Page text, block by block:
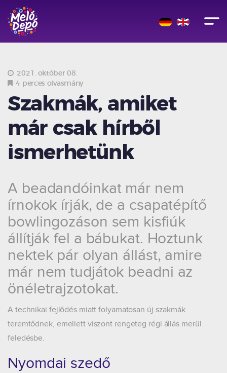
2021. október 08.
4 perces olvasmány
Szakmák, amiket
már csak hírből
ismerhetünk
A beadandóinkat már nem
írnokok írják, de a csapatépítő
bowlingozáson sem kisfiúk
állítják fel a bábukat. Hoztunk
nektek pár olyan állást, amire
már nem tudjátok beadni az
önéletrajzotokat.
A technikai fejlődés miatt folyamatosan új szakmák
teremtődnek, emellett viszont rengeteg régi állás merül
feledésbe.
Nyomdai szedő